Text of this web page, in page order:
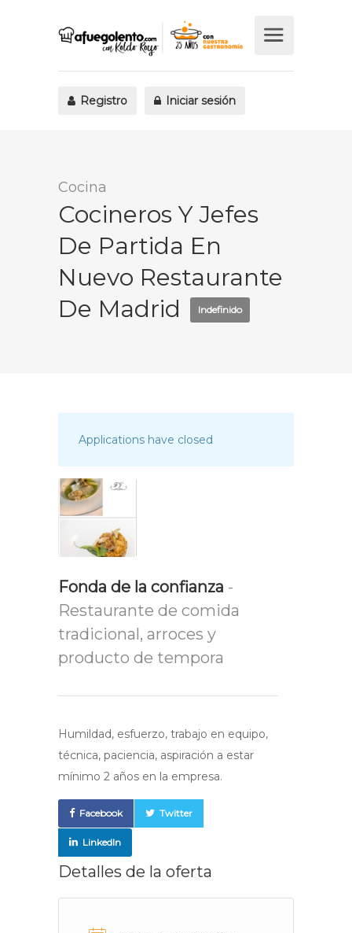
Registro Iniciar sesión
Cocina
Cocineros Y Jefes
De Partida En
Nuevo Restaurante
De Madrid
Indefinido
Applications have closed
Fonda de la confianza -
Restaurante de comida
tradicional, arroces y
producto de tempora
Humildad, esfuerzo, trabajo en equipo,
técnica, paciencia, aspiración a estar
mínimo 2 años en la empresa.
Facebook Twitter
LinkedIn
Detalles de la oferta